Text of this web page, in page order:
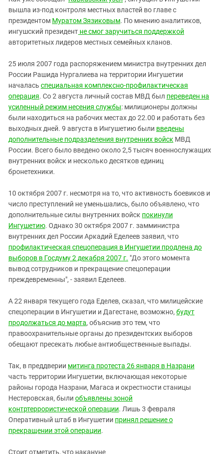
вышла из-под контроля местных властей во главе с
президентом Муратом Зязиковым. По мнению аналитиков,
ингушский президент не смог заручиться поддержкой
авторитетных лидеров местных семейных кланов.
25 июля 2007 года распоряжением министра внутренних дел
России Рашида Нургалиева на территории Ингушетии
началась специальная комплексно-профилактическая
операция. Со 2 августа личный состав МВД был переведен на
усиленный режим несения службы: милиционеры должны
были находиться на рабочих местах до 22.00 и работать без
выходных дней. 9 августа в Ингушетию были введены
дополнительные подразделения внутренних войск МВД
России. Всего было введено около 2,5 тысяч военнослужащих
внутренних войск и несколько десятков единиц
бронетехники.
10 октября 2007 г. несмотря на то, что активность боевиков и
число преступлений не уменьшались, было объявлено, что
дополнительные силы внутренних войск покинули
Ингушетию. Однако 30 октября 2007 г. замминистра
внутренних дел России Аркадий Еделеев заявил, что
профилактическая спецоперация в Ингушетии продлена до
выборов в Госдуму 2 декабря 2007 г. "До этого момента
вывод сотрудников и прекращение спецоперации
преждевременны", - заявил Еделеев.
А 22 января текущего года Еделев, сказал, что милицейские
спецоперации в Ингушетии и Дагестане, возможно, будут
продолжаться до марта, объяснив это тем, что
правоохранительные органы до президентских выборов
обещают пресекать любые антиобщественные выпады.
Так, в преддверии митинга протеста 26 января в Назрани
часть территории Ингушетии, включающая некоторые
районы города Назрани, Магаса и окрестности станицы
Нестеровская, были объявлены зоной
контртеррористической операции. Лишь 3 февраля
Оперативный штаб в Ингушетии принял решение о
прекращении этой операции.
Стоит отметить, что накануне